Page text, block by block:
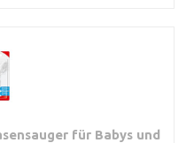
für Babys und